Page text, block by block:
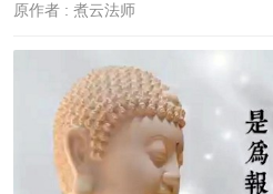
原作者 : 煮云法师